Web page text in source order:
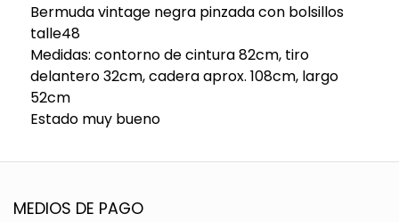
Bermuda vintage negra pinzada con bolsillos
talle48
Medidas: contorno de cintura 82cm, tiro
delantero 32cm, cadera aprox. 108cm, largo
52cm
Estado muy bueno
MEDIOS DE PAGO